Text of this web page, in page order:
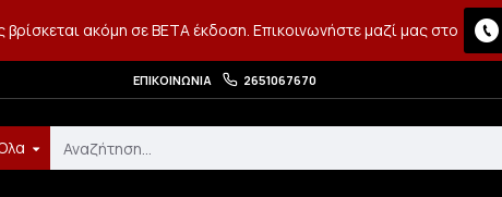
ακόμη σε BETA έκδοση. Επικοινωνήστε μαζί μας στο
ΕΠΙΚΟΙΝΩΝΊΑ 2651067670